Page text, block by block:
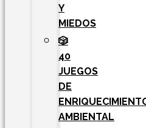
Y
MIEDOS
🎲
40
JUEGOS
DE
AMBIENTAL